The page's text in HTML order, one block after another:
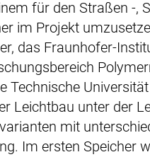
für den Straßen -,
im Projekt
das Fraunhofer-
Technische
Leichtbau unter der
mit
Im ersten Speicher